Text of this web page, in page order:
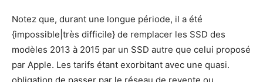
Notez que, durant une longue période, il a été
{impossible|très difficile} de remplacer les SSD des
modèles 2013 à 2015 par un SSD autre que celui proposé
par Apple. Les tarifs étant exorbitant avec une quasi.